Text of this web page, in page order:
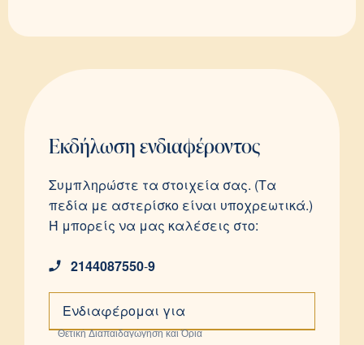
Εκδήλωση ενδιαφέροντος
Συμπληρώστε τα στοιχεία σας. (Τα
πεδία με αστερίσκο είναι υποχρεωτικά.)
Ή μπορείς να μας καλέσεις στο:
2144087550-9
Ενδιαφέρομαι για